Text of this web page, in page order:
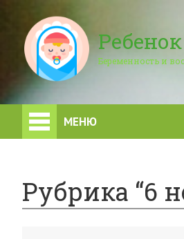
Ребенок
Беременность и
МЕНЮ
Рубрика “6